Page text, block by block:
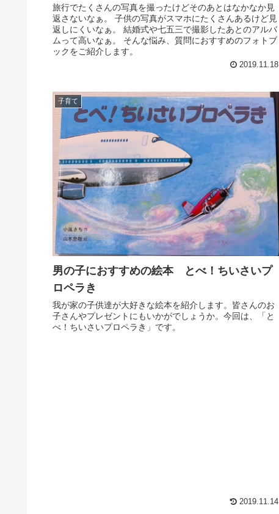
旅行でたくさんの写真を撮ったけどそのあとはなかなか見
返さないなぁ。 子供の写真がスマホにたくさんあるけど見
返しにくいなぁ。 結婚式や七五三で撮影したあとのアルバ
ムって高いなぁ。 そんな悩み、質問におすすめのフォトブ
ックをご紹介します。
2019.11.18
子育て
男の子におすすめの絵本 とべ！ちいさいプ
ロペラき
我が家の子供達が大好きな絵本を紹介します。皆さんのお
子さんやプレゼントにもいかがでしょうか。今回は、「と
べ！ちいさいプロペラき」です。
2019.11.14